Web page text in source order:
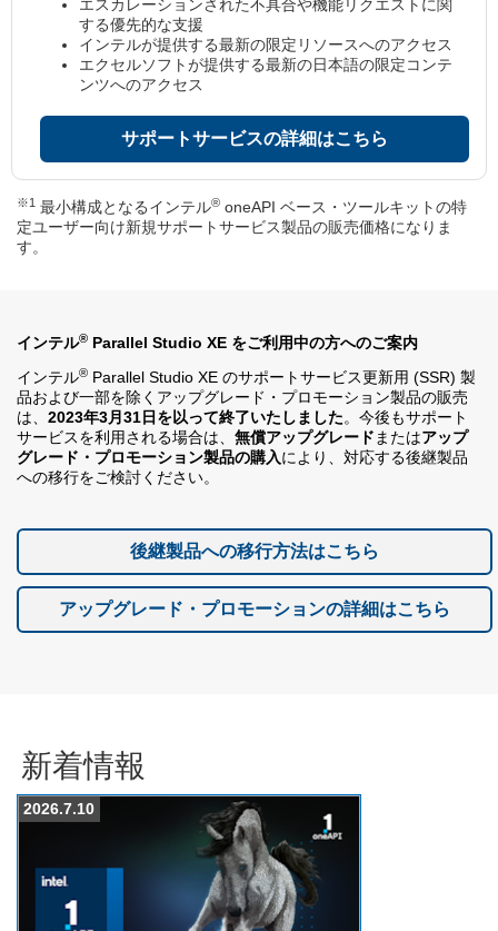
エスカレーションされた不具合や機能リクエストに関
する優先的な支援
インテルが提供する最新の限定リソースへのアクセス
エクセルソフトが提供する最新の日本語の限定コンテ
ンツへのアクセス
サポートサービスの詳細はこちら
※1 最小構成となるインテル® oneAPI ベース・ツールキットの特
定ユーザー向け新規サポートサービス製品の販売価格になりま
す。
インテル® Parallel Studio XE をご利用中の方へのご案内
インテル® Parallel Studio XE のサポートサービス更新用 (SSR) 製
品および一部を除くアップグレード・プロモーション製品の販売
は、 2023年3月31日を以って終了いたしました。今後もサポート
サービスを利用される場合は、 無償アップグレード またはアップ
グレード・プロモーション製品の購入により、対応する後継製品
への移行をご検討ください。
後継製品への移行方法はこちら
アップグレード・プロモーションの詳細はこちら
新着情報
2026.7.10